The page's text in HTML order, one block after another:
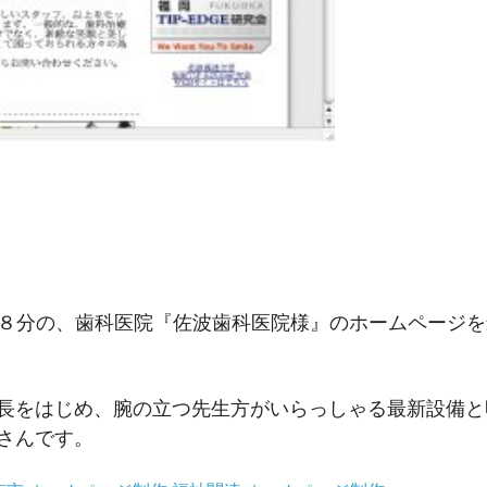
分の、歯科医院『佐波歯科医院様』のホームページ
をはじめ、腕の立つ先生方がいらっしゃる最新設備
んです。